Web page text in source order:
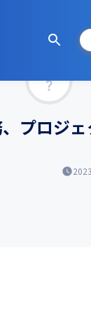
プロジェ